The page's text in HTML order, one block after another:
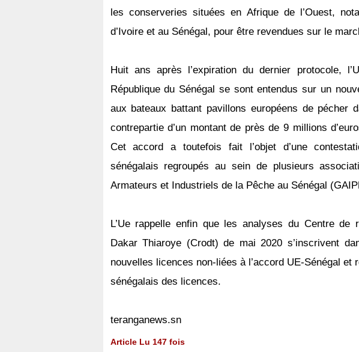
les conserveries situées en Afrique de l’Ouest,
d’Ivoire et au Sénégal, pour être revendues sur le
Huit ans après l’expiration du dernier protocole,
République du Sénégal se sont entendus sur un
aux bateaux battant pavillons européens de pécher
contrepartie d’un montant de près de 9 millions
Cet accord a toutefois fait l’objet d’une
sénégalais regroupés au sein de plusieurs
Armateurs et Industriels de la Pêche au Sénégal
L’Ue rappelle enfin que les analyses du Centre de
Dakar Thiaroye (Crodt) de mai 2020 s’inscrivent
nouvelles licences non-liées à l’accord UE-Sénégal
sénégalais des licences.
teranganews.sn
Article Lu 147 fois